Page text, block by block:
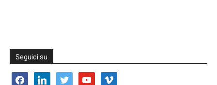
Seguici su
facebooklinkedin twitter youtube vimeo